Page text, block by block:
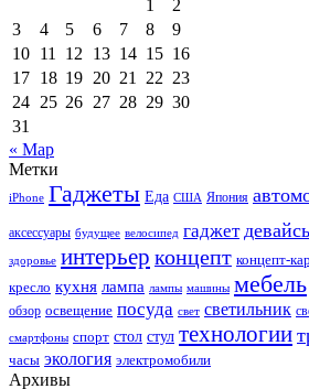
1
2
3
4 5 6 7 8
9
10 11 12 13 14 15 16
17 18 19 20 21 22 23
24 25 26 27 28 29 30
31
« Мар
Метки
iPhone Гаджеты Еда США Япония
аксессуары будущее велосипед гаджет
здоровье интерьер концепт концепт-кар
кресло кухня лампа лампы машины мебель
обзор освещение посуда свет светильник
смартфоны спорт стол стул технологии
часы экология электромобили
Архивы